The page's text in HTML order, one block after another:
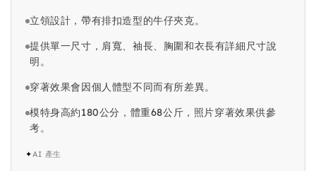
立領設計，帶有排扣造型的牛仔夾克。
提供單一尺寸，肩寬、袖長、胸圍和衣長有詳細尺寸說
明。
穿著效果會因個人體型不同而有所差異。
模特身高約180公分，體重68公斤，照片穿著效果供參
考。
✦AI 產生